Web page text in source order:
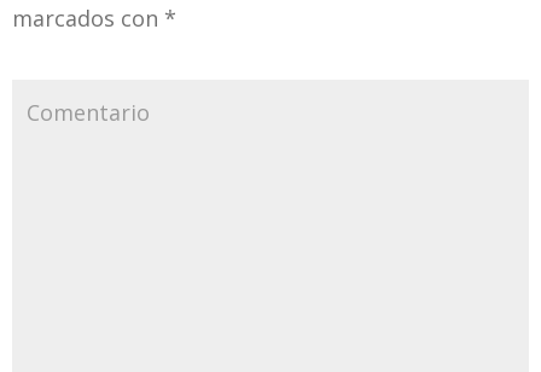
marcados con *